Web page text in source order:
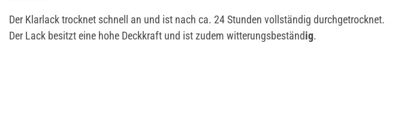
Der Klarlack trocknet schnell an und ist nach ca. 24 Stunden vollständig durchgetrocknet.
Der Lack besitzt eine hohe Deckkraft und ist zudem witterungsbeständig.